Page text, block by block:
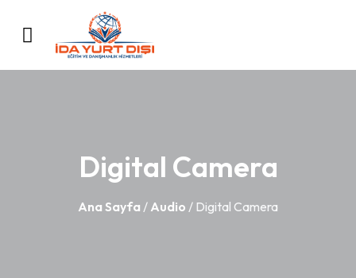
Digital Camera
Ana Sayfa / Audio / Digital Camera